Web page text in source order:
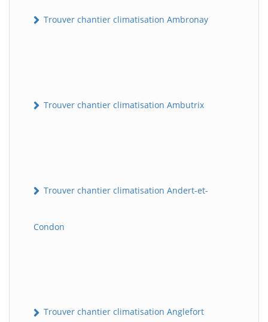
Trouver chantier climatisation Ambronay
Trouver chantier climatisation Ambutrix
Trouver chantier climatisation Andert-et-
Condon
Trouver chantier climatisation Anglefort